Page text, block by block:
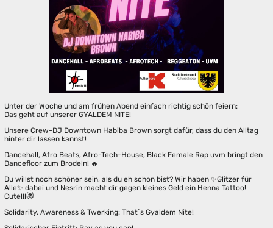
Unter der Woche und am frühen Abend einfach richtig schön feiern:
Das geht auf unserer GYALDEM NITE!
Unsere Crew-DJ Downtown Habiba Brown sorgt dafür, dass du den Alltag
hinter dir lassen kannst!
Dancehall, Afro Beats, Afro-Tech-House, Black Female Rap uvm bringt den
Dancefloor zum Brodeln! 🔥
Du willst noch schöner sein, als du eh schon bist? Wir haben ✨Glitzer für
Alle✨ dabei und Nesrin macht dir gegen kleines Geld ein Henna Tattoo!
Cute!!!😻
Solidarity, Awareness & Twerking: That`s Gyaldem Nite!